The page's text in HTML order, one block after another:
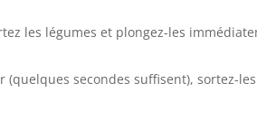
les légumes et plongez-les
secondes suffisent), sortez-les